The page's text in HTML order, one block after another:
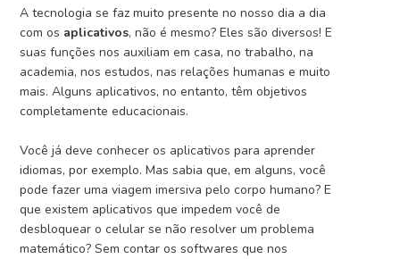
A tecnologia se faz muito presente no nosso dia a dia
com os aplicativos, não é mesmo? Eles são diversos! E
suas funções nos auxiliam em casa, no trabalho, na
academia, nos estudos, nas relações humanas e muito
mais. Alguns aplicativos, no entanto, têm objetivos
completamente educacionais.
Você já deve conhecer os aplicativos para aprender
idiomas, por exemplo. Mas sabia que, em alguns, você
pode fazer uma viagem imersiva pelo corpo humano? E
que existem aplicativos que impedem você de
desbloquear o celular se não resolver um problema
matemático? Sem contar os softwares que nos